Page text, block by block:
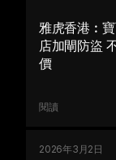
雅虎香港︰
店加閘防盜
價
閱讀
2026年3月2日